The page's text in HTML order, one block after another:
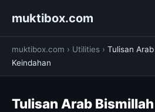
muktibox.com
muktibox.com › Utilities › Tulisan
Keindahan
Tulisan Arab